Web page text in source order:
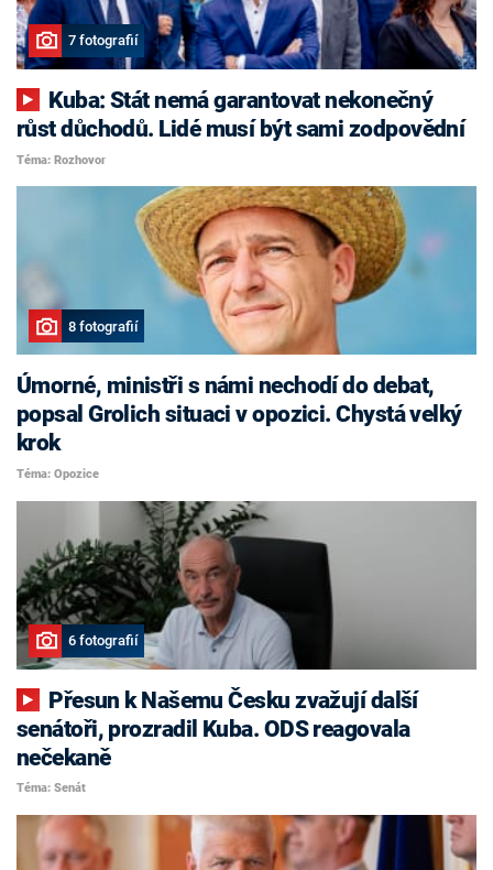
7 fotografií
růst důchodů. Lidé musí být sami zodpovědní
Téma: Rozhovor
8 fotografií
Úmorné, ministři s námi nechodí do debat,
popsal Grolich situaci v opozici. Chystá velký
krok
Téma: Opozice
6 fotografií
senátoři, prozradil Kuba. ODS reagovala
nečekaně
Téma: Senát